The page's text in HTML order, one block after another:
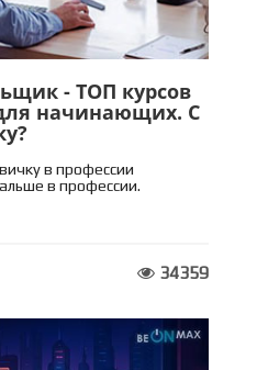
- ТОП курсов
начинающих. С
в профессии
в профессии.
34359